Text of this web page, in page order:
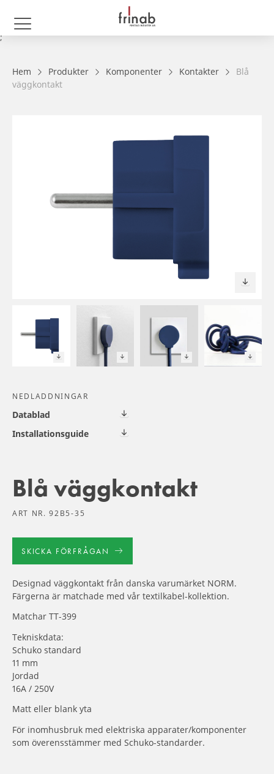
;
Hem Produkter Komponenter Kontakter
Blå
väggkontakt
NEDLADDNINGAR
Datablad
Installationsguide
Blå väggkontakt
ART NR. 92B5-35
SKICKA FÖRFRÅGAN
Designad väggkontakt från danska varumärket NORM.
Färgerna är matchade med vår textilkabel-kollektion.
Matchar TT-399
Tekniskdata:
Schuko standard
11 mm
Jordad
16A / 250V
Matt eller blank yta
För inomhusbruk med elektriska apparater/komponenter
som överensstämmer med Schuko-standarder.